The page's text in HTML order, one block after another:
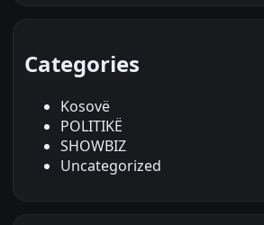
Categories
Kosovë
POLITIKË
SHOWBIZ
Uncategorized